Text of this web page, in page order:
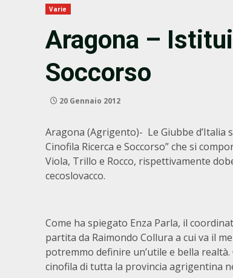
Varie
Aragona –
Soccorso
20 Gennaio 2012
Aragona (Agrigento)- Le Giubbe d’Italia
Cinofila Ricerca e Soccorso” che si
Viola, Trillo e Rocco, rispettivamente
cecoslovacco.
Come ha spiegato Enza Parla, il
partita da Raimondo Collura a cui va il
potremmo definire un’utile e bella realtà.
cinofila di tutta la provincia agrigentina